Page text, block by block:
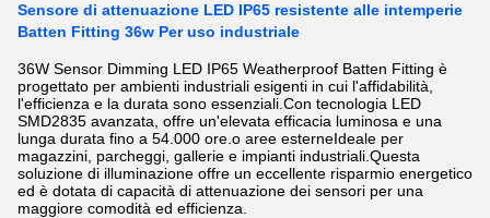
Sensore di attenuazione LED IP65 resistente alle intemperie
Batten Fitting 36w Per uso industriale
36W Sensor Dimming LED IP65 Weatherproof Batten Fitting è
progettato per ambienti industriali esigenti in cui l'affidabilità,
l'efficienza e la durata sono essenziali.Con tecnologia LED
SMD2835 avanzata, offre un'elevata efficacia luminosa e una
lunga durata fino a 54.000 ore.o aree esterneIdeale per
magazzini, parcheggi, gallerie e impianti industriali.Questa
soluzione di illuminazione offre un eccellente risparmio energetico
ed è dotata di capacità di attenuazione dei sensori per una
maggiore comodità ed efficienza.